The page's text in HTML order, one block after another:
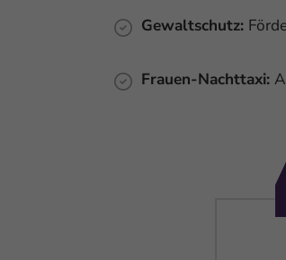
Gewaltschutz:
Frauen-Nachttaxi: